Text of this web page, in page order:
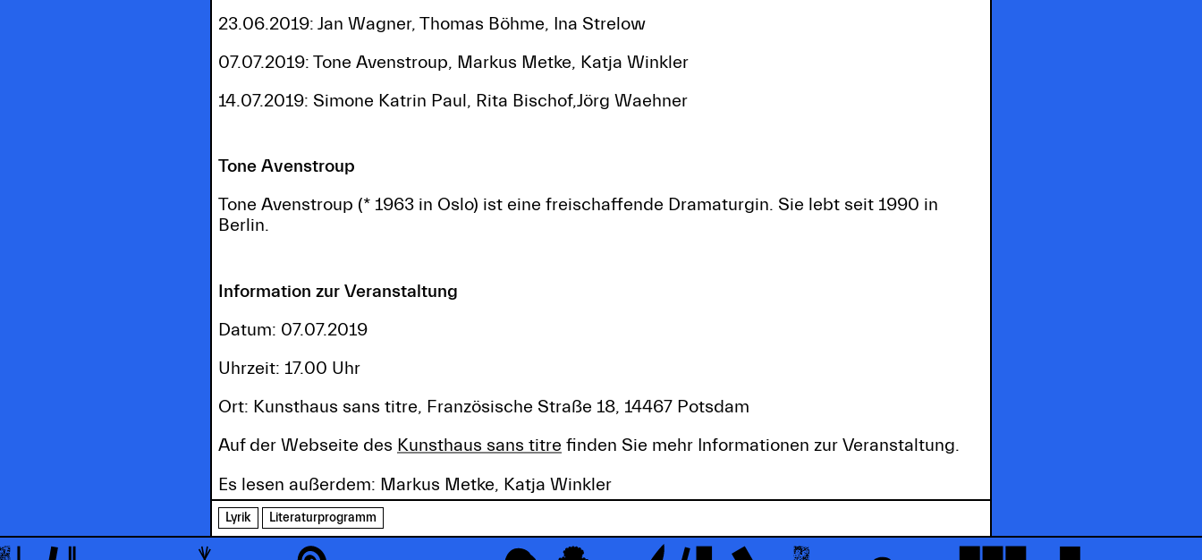
23.06.2019: Jan Wagner, Thomas Böhme, Ina Strelow
07.07.2019: Tone Avenstroup, Markus Metke, Katja Winkler
14.07.2019: Simone Katrin Paul, Rita Bischof,Jörg Waehner
Tone Avenstroup
Tone Avenstroup (* 1963 in Oslo) ist eine freischaffende Dramaturgin. Sie lebt seit 1990 in
Berlin.
Information zur Veranstaltung
Datum: 07.07.2019
Uhrzeit: 17.00 Uhr
Ort: Kunsthaus sans titre, Französische Straße 18, 14467 Potsdam
Auf der Webseite des Kunsthaus sans titre finden Sie mehr Informationen zur Veranstaltung.
Es lesen außerdem: Markus Metke, Katja Winkler
Lyrik Literaturprogramm